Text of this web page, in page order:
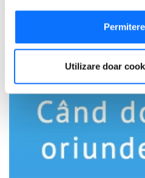
geografică cu o
Să vă identificăm
dvs. personale și configurați-
cu detalii. Vă puteți modifica
din Declarația despre modulele
Utilizam cookie-uri pentru a
pe website, pentru a analiza
si pentru activitatea noastra
Utilizare doar